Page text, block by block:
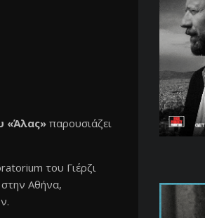
«Άλας»παρουσιάζει
του Γιέρζι
Αθήνα,